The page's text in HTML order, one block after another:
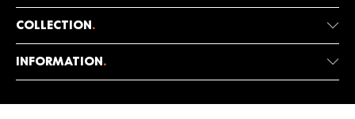
Collection.
Information.